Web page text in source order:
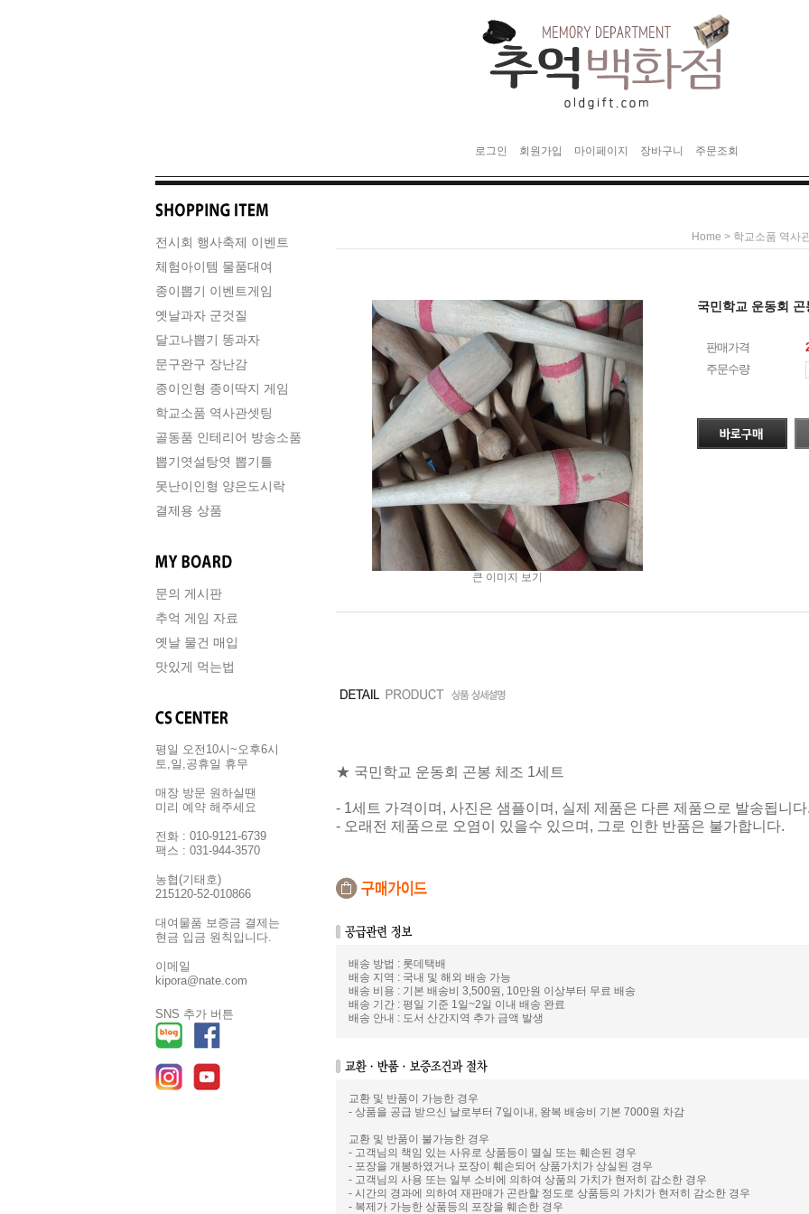
로그인 회원가입 마이페이지 장바구니 주문조회
전시회 행사축제 이벤트
체험아이템 물품대여
종이뽑기 이벤트게임
옛날과자 군것질
달고나뽑기 똥과자
문구완구 장난감
종이인형 종이딱지 게임
학교소품 역사관셋팅
골동품 인테리어 방송소품
뽑기엿설탕엿 뽑기틀
못난이인형 양은도시락
결제용 상품
문의 게시판
추억 게임 자료
옛날 물건 매입
맛있게 먹는법
평일 오전10시~오후6시
토,일,공휴일 휴무
매장 방문 원하실땐
미리 예약 해주세요
전화 : 010-9121-6739
팩스 : 031-944-3570
농협(기태호)
215120-52-010866
대여물품 보증금 결제는
현금 입금 원칙입니다.
이메일
kipora@nate.com
SNS 추가 버튼
Home > 학교소품 역사
큰 이미지 보기
국민학교 운동회
판매가격
주문수량
★ 국민학교 운동회 곤봉 체조 1세트
- 1세트 가격이며, 사진은 샘플이며, 실제 제품은 다른 제품으로 발송됩니
- 오래전 제품으로 오염이 있을수 있으며, 그로 인한 반품은 불가합니다.
배송 방법 : 롯데택배
배송 지역 : 국내 및 해외 배송 가능
배송 비용 : 기본 배송비 3,500원, 10만원 이상부터 무료 배송
배송 기간 : 평일 기준 1일~2일 이내 배송 완료
배송 안내 : 도서 산간지역 추가 금액 발생
교환 및 반품이 가능한 경우
- 상품을 공급 받으신 날로부터 7일이내, 왕복 배송비 기본 7000원 차감
교환 및 반품이 불가능한 경우
- 고객님의 책임 있는 사유로 상품등이 멸실 또는 훼손된 경우
- 포장을 개봉하였거나 포장이 훼손되어 상품가치가 상실된 경우
- 고객님의 사용 또는 일부 소비에 의하여 상품의 가치가 현저히 감소한 경우
- 시간의 경과에 의하여 재판매가 곤란할 정도로 상품등의 가치가 현저히 감소한 경우
- 복제가 가능한 상품등의 포장을 훼손한 경우